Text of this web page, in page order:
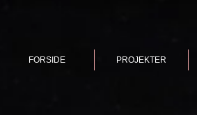
FORSIDE PROJEKTER